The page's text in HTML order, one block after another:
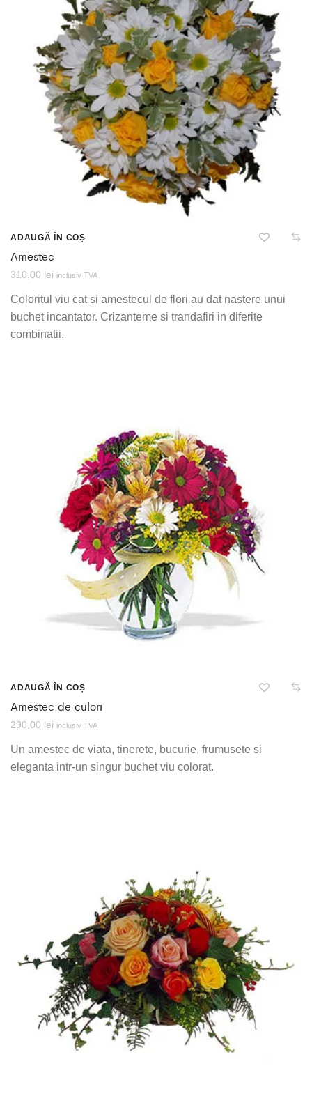
ADAUGĂ ÎN COȘ
Amestec
310,00 lei inclusiv TVA
Coloritul viu cat si amestecul de flori au dat nastere unui
buchet incantator. Crizanteme si trandafiri in diferite
combinatii.
ADAUGĂ ÎN COȘ
Amestec de culori
290,00 lei inclusiv TVA
Un amestec de viata, tinerete, bucurie, frumusete si
eleganta intr-un singur buchet viu colorat.